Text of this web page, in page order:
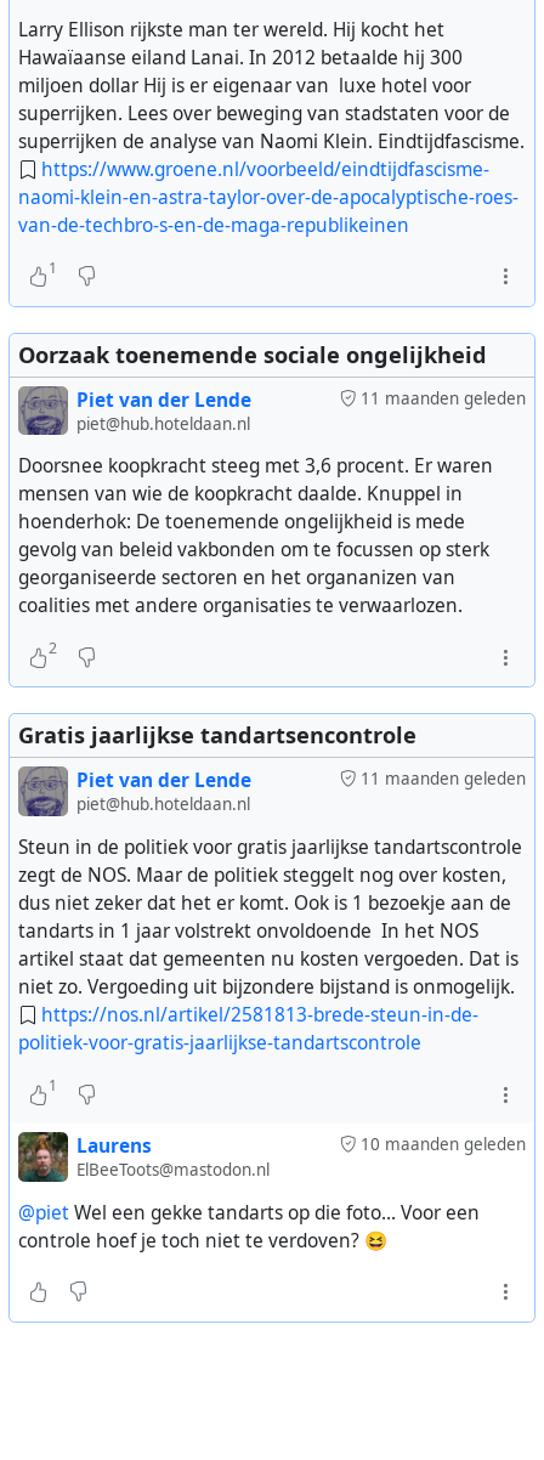
Larry Ellison rijkste man ter wereld. Hij kocht het
Hawaïaanse eiland Lanai. In 2012 betaalde hij 300
miljoen dollar Hij is er eigenaar van luxe hotel voor
superrijken. Lees over beweging van stadstaten voor de
superrijken de analyse van Naomi Klein. Eindtijdfascisme.
https://www.groene.nl/voorbeeld/eindtijdfascisme-
naomi-klein-en-astra-taylor-over-de-apocalyptische-roes-
van-de-techbro-s-en-de-maga-republikeinen
1
Oorzaak toenemende sociale ongelijkheid
11 maanden geleden
Piet van der Lende
piet@hub.hoteldaan.nl
Doorsnee koopkracht steeg met 3,6 procent. Er waren
mensen van wie de koopkracht daalde. Knuppel in
hoenderhok: De toenemende ongelijkheid is mede
gevolg van beleid vakbonden om te focussen op sterk
georganiseerde sectoren en het organanizen van
coalities met andere organisaties te verwaarlozen.
2
Gratis jaarlijkse tandartsencontrole
11 maanden geleden
Piet van der Lende
piet@hub.hoteldaan.nl
Steun in de politiek voor gratis jaarlijkse tandartscontrole
zegt de NOS. Maar de politiek steggelt nog over kosten,
dus niet zeker dat het er komt. Ook is 1 bezoekje aan de
tandarts in 1 jaar volstrekt onvoldoende In het NOS
artikel staat dat gemeenten nu kosten vergoeden. Dat is
niet zo. Vergoeding uit bijzondere bijstand is onmogelijk.
https://nos.nl/artikel/2581813-brede-steun-in-de-
politiek-voor-gratis-jaarlijkse-tandartscontrole
1
10 maanden geleden
Laurens
ElBeeToots@mastodon.nl
@pietWel een gekke tandarts op die foto... Voor een
controle hoef je toch niet te verdoven? 😆